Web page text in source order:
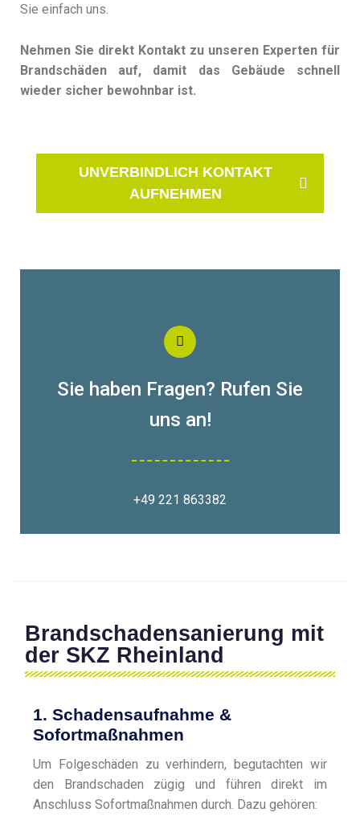
Sie einfach uns.
Nehmen Sie direkt Kontakt zu unseren Experten für
Brandschäden auf, damit das Gebäude schnell
wieder sicher bewohnbar ist.
UNVERBINDLICH KONTAKT
AUFNEHMEN
Sie haben Fragen? Rufen Sie
uns an!
+49 221 863382
Brandschadensanierung mit
der SKZ Rheinland
1. Schadensaufnahme &
Sofortmaßnahmen
Um Folgeschäden zu verhindern, begutachten wir
den Brandschaden zügig und führen direkt im
Anschluss Sofortmaßnahmen durch. Dazu gehören: